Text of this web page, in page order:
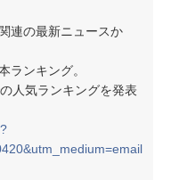
連の最新ニュースか
ランキング。
人気ランキングを発表